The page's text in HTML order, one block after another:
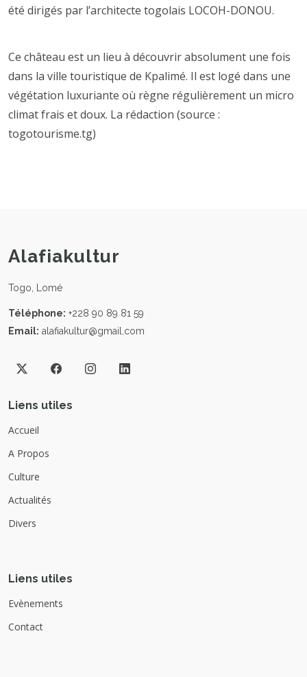
été dirigés par l’architecte togolais LOCOH-DONOU.
Ce château est un lieu à découvrir absolument une fois
dans la ville touristique de Kpalimé. Il est logé dans une
végétation luxuriante où règne régulièrement un micro
climat frais et doux. La rédaction (source :
togotourisme.tg)
Alafiakultur
Togo, Lomé
Téléphone: +228 90 89 81 59
Email: alafiakultur@gmail.com
Liens utiles
Accueil
A Propos
Culture
Actualités
Divers
Liens utiles
Evènements
Contact